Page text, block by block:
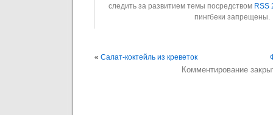
следить за развитием темы посредством RSS
пингбеки запрещены.
« Салат-коктейль из креветок
Комментирование